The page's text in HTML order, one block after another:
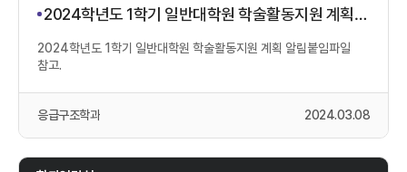
2024학년도 1학기 일반대학원 학술활동지원 계획
알림
2024학년도 1학기 일반대학원 학술활동지원 계획 알림붙임파일
참고.
응급구조학과 2024.03.08